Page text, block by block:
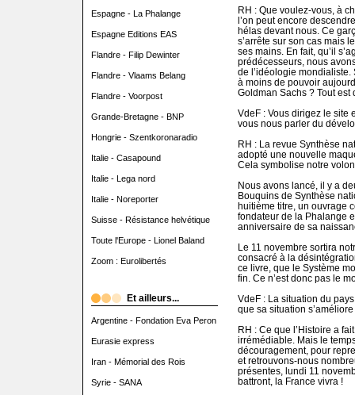
Espagne - La Phalange
Espagne Editions EAS
Flandre - Filip Dewinter
Flandre - Vlaams Belang
Flandre - Voorpost
Grande-Bretagne - BNP
Hongrie - Szentkoronaradio
Italie - Casapound
Italie - Lega nord
Italie - Noreporter
Suisse - Résistance helvétique
Toute l'Europe - Lionel Baland
Zoom : Eurolibertés
Et ailleurs...
Argentine - Fondation Eva Peron
Eurasie express
Iran - Mémorial des Rois
Syrie - SANA
RH : Que voulez-vous, à
l’on peut encore
hélas devant nous. Ce
s’arrête sur son cas mais
ses mains. En fait, qu’il
prédécesseurs, nous
de l’idéologie
à moins de pouvoir
Goldman Sachs ? Tout est
VdeF : Vous dirigez le site
vous nous parler du
RH : La revue Synthèse
adopté une nouvelle
Cela symbolise notre
Nous avons lancé, il y a
Bouquins de Synthèse
huitième titre, un ouvrage
fondateur de la Phalange
anniversaire de sa
Le 11 novembre sortira
consacré à la
ce livre, que le Système
fin. Ce n’est donc pas le
VdeF : La situation du
que sa situation s’améliore
RH : Ce que l’Histoire a
irrémédiable. Mais le
découragement, pour
et retrouvons-nous
présentes, lundi 11
battront, la France vivra !